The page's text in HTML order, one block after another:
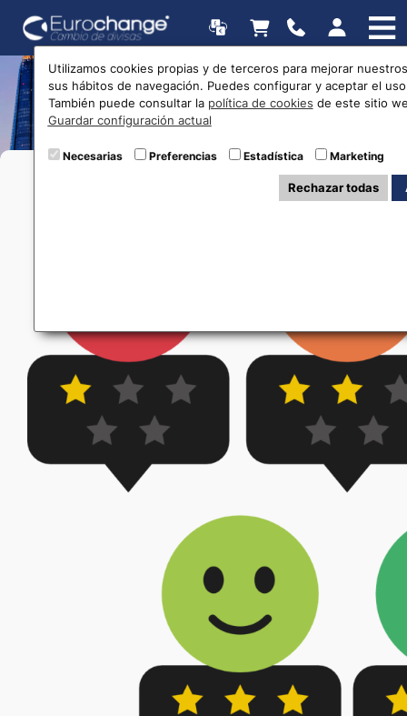
Danos tu opinión
Utilizamos cookies propias y de terceros para mejorar
sus hábitos de navegación. Puedes configurar y aceptar el
También puede consultar la política de cookies de este sitio
Guardar configuración actual
Necesarias Preferencias Estadística Marketing
Rechazar todas